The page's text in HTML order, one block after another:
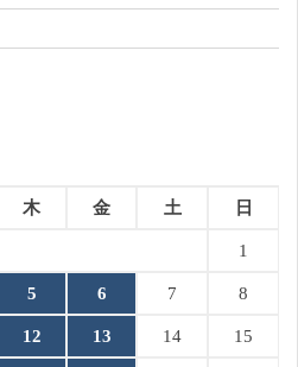
木 金 土 日
1
5 6 7 8
12 13 14 15